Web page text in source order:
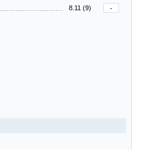
8.11 (9) -